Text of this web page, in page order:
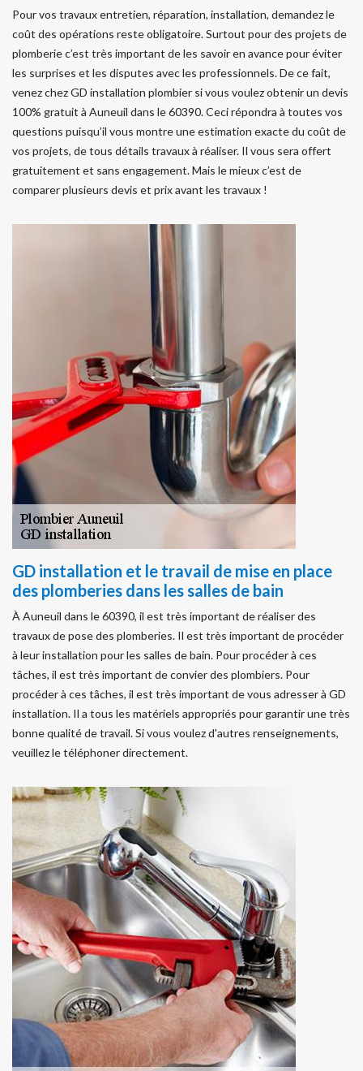
Pour vos travaux entretien, réparation, installation, demandez le
coût des opérations reste obligatoire. Surtout pour des projets de
plomberie c’est très important de les savoir en avance pour éviter
les surprises et les disputes avec les professionnels. De ce fait,
venez chez GD installation plombier si vous voulez obtenir un devis
100% gratuit à Auneuil dans le 60390. Ceci répondra à toutes vos
questions puisqu’il vous montre une estimation exacte du coût de
vos projets, de tous détails travaux à réaliser. Il vous sera offert
gratuitement et sans engagement. Mais le mieux c’est de
comparer plusieurs devis et prix avant les travaux !
GD installation et le travail de mise en place
des plomberies dans les salles de bain
À Auneuil dans le 60390, il est très important de réaliser des
travaux de pose des plomberies. Il est très important de procéder
à leur installation pour les salles de bain. Pour procéder à ces
tâches, il est très important de convier des plombiers. Pour
procéder à ces tâches, il est très important de vous adresser à GD
installation. Il a tous les matériels appropriés pour garantir une très
bonne qualité de travail. Si vous voulez d'autres renseignements,
veuillez le téléphoner directement.